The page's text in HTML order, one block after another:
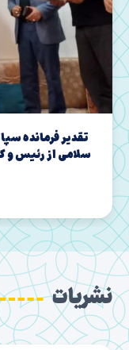
برگزاری مراسم
حراست
نشریات